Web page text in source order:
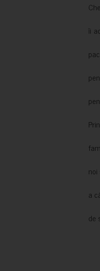
îi
a
de